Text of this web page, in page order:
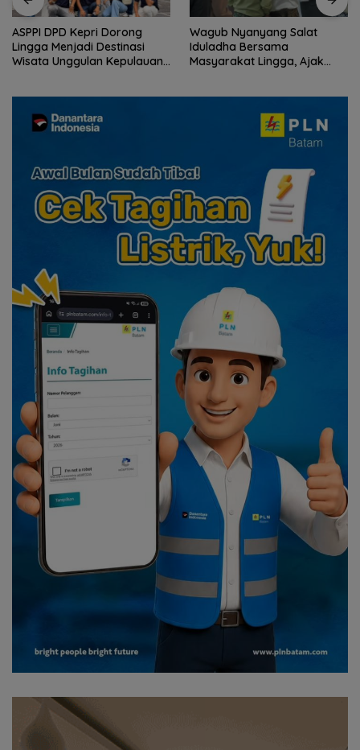
Dorong
Destinasi
Kepulauan
Wagub Nyanyang Salat
Iduladha Bersama
Masyarakat Lingga, Ajak
Peringati HPN
Komunitas
Gelar